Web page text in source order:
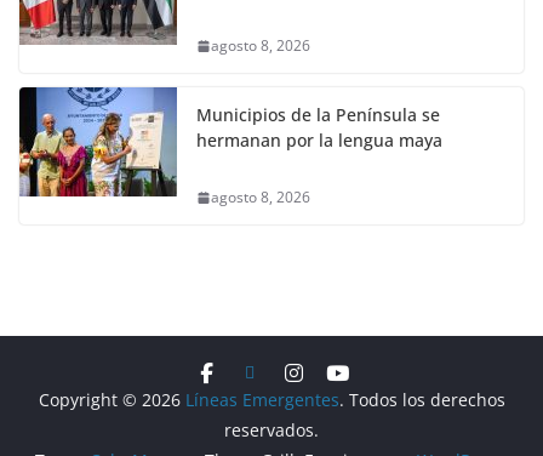
agosto 8, 2026
Municipios de la Península se
hermanan por la lengua maya
agosto 8, 2026
Copyright © 2026 Líneas Emergentes. Todos los derechos
reservados.